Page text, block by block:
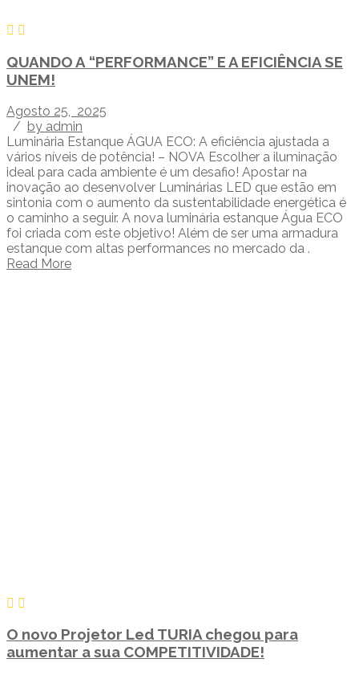
QUANDO A “PERFORMANCE” E A EFICIÊNCIA SE
UNEM!
Agosto 25, 2025
/ by admin
Luminária Estanque ÁGUA ECO: A eficiência ajustada a
vários níveis de potência! – NOVA Escolher a iluminação
ideal para cada ambiente é um desafio! Apostar na
inovação ao desenvolver Luminárias LED que estão em
sintonia com o aumento da sustentabilidade energética é
o caminho a seguir. A nova luminária estanque Água ECO
foi criada com este objetivo! Além de ser uma armadura
estanque com altas performances no mercado da .
Read More
O novo Projetor Led TURIA chegou para
aumentar a sua COMPETITIVIDADE!